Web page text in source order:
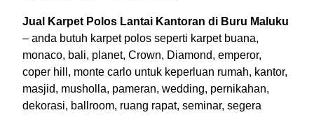
Jual Karpet Polos Lantai Kantoran di Buru Maluku
– anda butuh karpet polos seperti karpet buana,
monaco, bali, planet, Crown, Diamond, emperor,
coper hill, monte carlo untuk keperluan rumah, kantor,
masjid, musholla, pameran, wedding, pernikahan,
dekorasi, ballroom, ruang rapat, seminar, segera